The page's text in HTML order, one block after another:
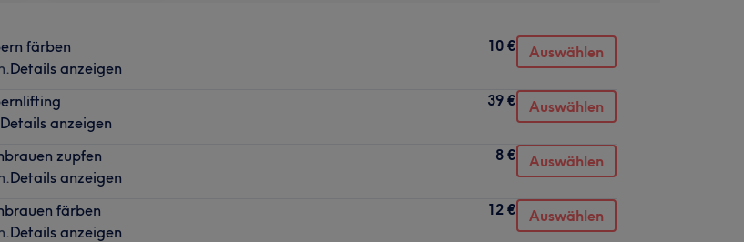
färben
Details anzeigen
10 € Auswählen
Details anzeigen
39 € Auswählen
zupfen
Details anzeigen
8 € Auswählen
färben
Details anzeigen
12 € Auswählen